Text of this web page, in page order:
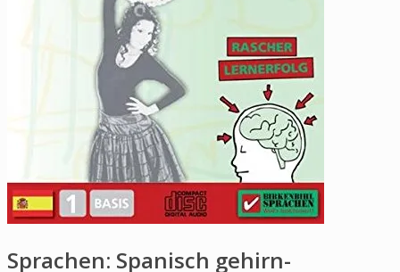
Sprachen: Spanisch gehirn-